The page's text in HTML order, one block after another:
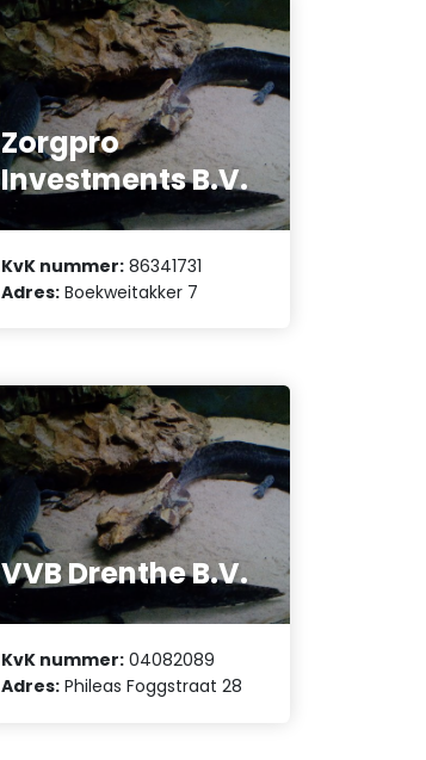
Zorgpro
Investments B.V.
KvK nummer: 86341731
Adres: Boekweitakker 7
VVB Drenthe B.V.
KvK nummer: 04082089
Adres: Phileas Foggstraat 28